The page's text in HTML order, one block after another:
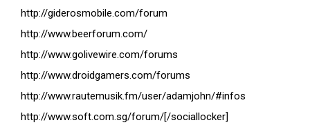
http://giderosmobile.com/forum
http://www.beerforum.com/
http://www.golivewire.com/forums
http://www.droidgamers.com/forums
http://www.rautemusik.fm/user/adamjohn/#infos
http://www.soft.com.sg/forum/[/sociallocker]